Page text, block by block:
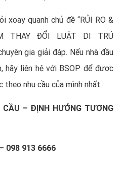
xoay quanh chủ đề “RỦI RO &
THAY ĐỔI LUẬT DI TRÚ
gia giải đáp. Nếu nhà đầu
liên hệ với BSOP để được
nhu cầu của mình nhất.
– ĐỊNH HƯỚNG TƯƠNG
098 913 6666